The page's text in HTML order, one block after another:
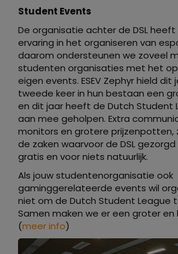
Student Events
De organisatie achter de DSL
ervaring in het organiseren van
daarom ondersteunen we zoveel
studenten organisaties met het
eigen events. ESEV Zephyr hield dit
tweede keer in hun bestaan een
en dit jaar heeft de Dutch Student
aan mee geholpen. Extra
monitors en grotere prijzenpotten,
de zaken waarvoor de DSL
gratis en voor niets natuurlijk.
Als jouw studentenorganisatie ook
gaminggerelateerde events wil
niet om de Dutch Student League
Samen maken we er een groter
(meer info)